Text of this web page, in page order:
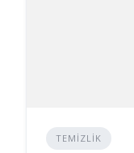
TEMIZLIK